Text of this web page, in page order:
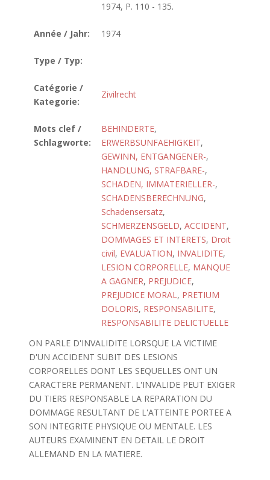
1974, P. 110 - 135.
Année / Jahr: 1974
Type / Typ:
Catégorie /
Kategorie:
Zivilrecht
Mots clef /
Schlagworte:
BEHINDERTE,
ERWERBSUNFAEHIGKEIT,
GEWINN, ENTGANGENER-,
HANDLUNG, STRAFBARE-,
SCHADEN, IMMATERIELLER-,
SCHADENSBERECHNUNG,
Schadensersatz,
SCHMERZENSGELD, ACCIDENT,
DOMMAGES ET INTERETS, Droit
civil, EVALUATION, INVALIDITE,
LESION CORPORELLE, MANQUE
A GAGNER, PREJUDICE,
PREJUDICE MORAL, PRETIUM
DOLORIS, RESPONSABILITE,
RESPONSABILITE DELICTUELLE
ON PARLE D'INVALIDITE LORSQUE LA VICTIME
D'UN ACCIDENT SUBIT DES LESIONS
CORPORELLES DONT LES SEQUELLES ONT UN
CARACTERE PERMANENT. L'INVALIDE PEUT EXIGER
DU TIERS RESPONSABLE LA REPARATION DU
DOMMAGE RESULTANT DE L'ATTEINTE PORTEE A
SON INTEGRITE PHYSIQUE OU MENTALE. LES
AUTEURS EXAMINENT EN DETAIL LE DROIT
ALLEMAND EN LA MATIERE.